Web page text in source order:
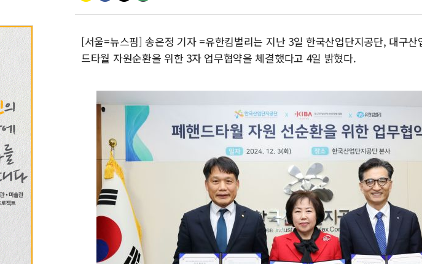
보훈부, 미 DPAA와
특정 정치인 측근 포항
李 "해남 태양광, 대한
트럼프, 中 겨냥 폴리
[사진] 빈살만과 에르도
이란와이어 "이란 최고
[서울=뉴스핌] 송은정 기자 =유한킴벌리는 지난 3일 한국산업단지공단, 대구
드타월 자원순환을 위한 3자 업무협약을 체결했다고 4일 밝혔다.